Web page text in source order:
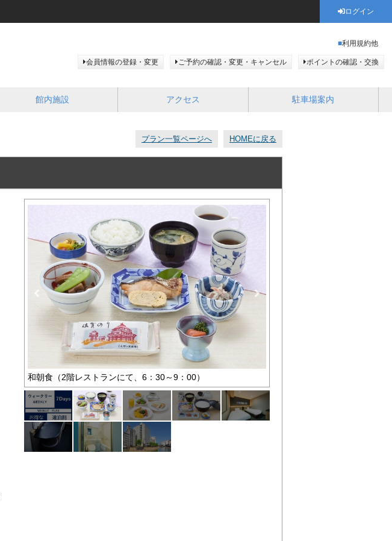
ログイン
利用規約他
会員情報の登録・変更 ご予約の確認・変更・キャンセル ポイントの確認・交換
館内施設 アクセス 駐車場案内
プラン一覧ページへ HOMEに戻る
和朝食（2階レストランにて、6：30～9：00）